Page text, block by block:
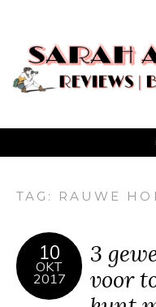
TAG: RAUWE
10
OKT
2017
3
voor